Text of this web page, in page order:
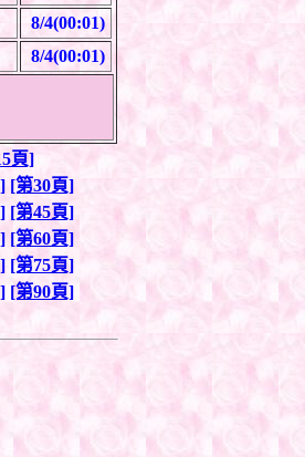
8/4(00:01)
8/4(00:01)
頁]
[第30頁]
[第45頁]
[第60頁]
[第75頁]
[第90頁]